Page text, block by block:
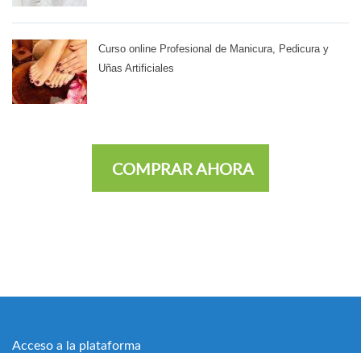
Curso online Profesional de Manicura, Pedicura y
Uñas Artificiales
COMPRAR AHORA
Acceso a la plataforma